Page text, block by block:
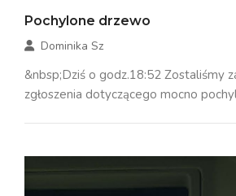
Pochylone drzewo
Dominika Sz
&nbsp;Dziś o godz.18:52 Zostaliśmy
zgłoszenia dotyczącego mocno